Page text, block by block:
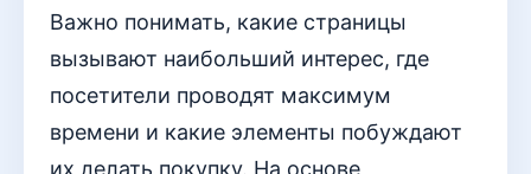
Важно понимать, какие страницы
вызывают наибольший интерес, где
посетители проводят максимум
времени и какие элементы побуждают
их делать покупку. На основе